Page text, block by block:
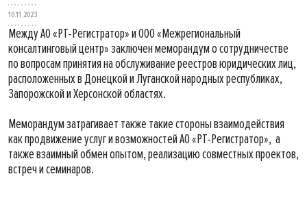
10.11.2023
Между АО «РТ-Регистратор» и ООО «Межрегиональный
консалтинговый центр» заключен меморандум о сотрудничестве
по вопросам принятия на обслуживание реестров юридических лиц,
расположенных в Донецкой и Луганской народных республиках,
Запорожской и Херсонской областях.
Меморандум затрагивает также такие стороны взаимодействия
как продвижение услуг и возможностей АО «РТ-Регистратор», а
также взаимный обмен опытом, реализацию совместных проектов,
встреч и семинаров.